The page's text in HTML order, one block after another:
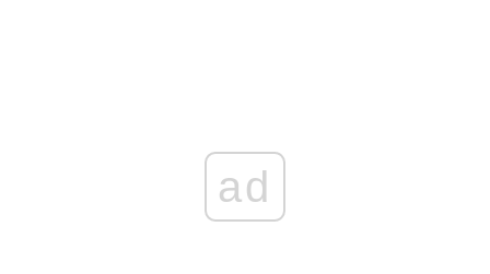
ad